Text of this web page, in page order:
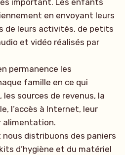
important. Les enfants
en envoyant leurs
de leurs activités, de petits
et vidéo réalisés par
permanence les
famille en ce qui
sources de revenus, la
l’accès à Internet, leur
alimentation.
distribuons des paniers
d’hygiène et du matériel